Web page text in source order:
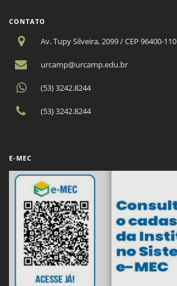
CONTATO
Av. Tupy Silveira, 2099 / CEP 96400-110
urcamp@urcamp.edu.br
(53) 3242.8244
(53) 3242.8244
E-MEC